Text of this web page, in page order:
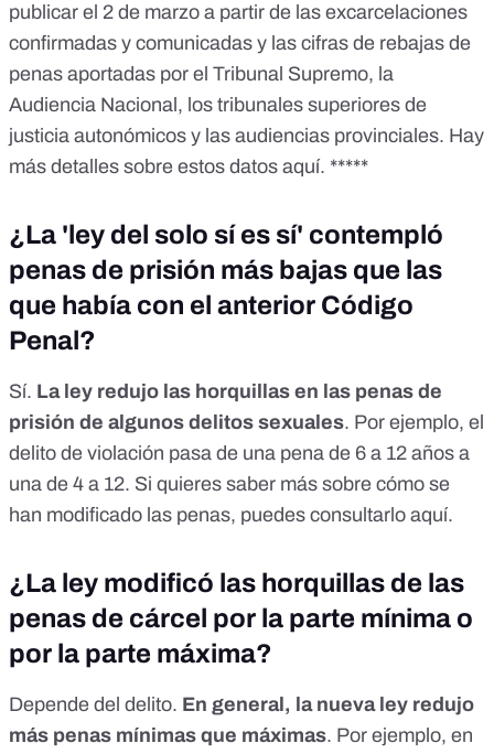
publicar el 2 de marzo a partir de las excarcelaciones
confirmadas y comunicadas y las cifras de rebajas de
penas aportadas por el Tribunal Supremo, la
Audiencia Nacional, los tribunales superiores de
justicia autonómicos y las audiencias provinciales. Hay
más detalles sobre estos datos aquí. *****
¿La 'ley del solo sí es sí' contempló
penas de prisión más bajas que las
que había con el anterior Código
Penal?
Sí. La ley redujo las horquillas en las penas de
prisión de algunos delitos sexuales. Por ejemplo, el
delito de violación pasa de una pena de 6 a 12 años a
una de 4 a 12. Si quieres saber más sobre cómo se
han modificado las penas, puedes consultarlo aquí.
¿La ley modificó las horquillas de las
penas de cárcel por la parte mínima o
por la parte máxima?
Depende del delito. En general, la nueva ley redujo
más penas mínimas que máximas. Por ejemplo, en